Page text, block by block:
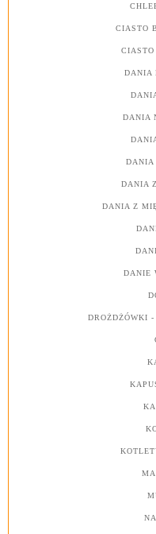
CIASTO
DANIA
DANIA
DANIA
DANIA
DANIA Z
DANIE
DROŻDŻÓWKI